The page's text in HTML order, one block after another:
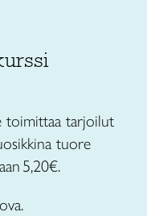
toimittaa tarjoilut
tuore
5,20€.